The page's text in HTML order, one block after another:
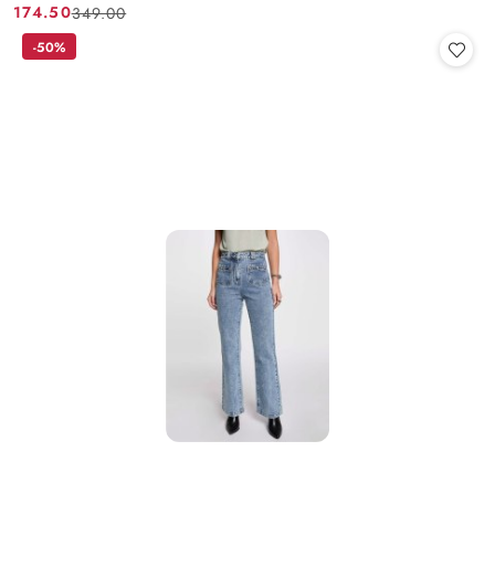
Cena
promocyjna:
174.50
Cena
przed
349.00
-50%